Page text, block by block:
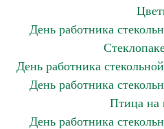
День работника
День работника
День работника
Птица на
День работника